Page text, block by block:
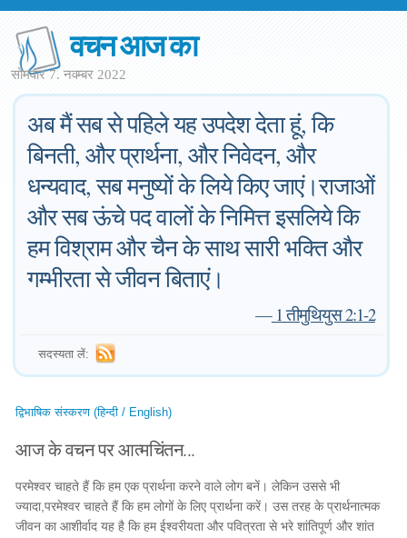
वचन आज का
सोमवार 7. नवम्बर 2022
अब मैं सब से पहिले यह उपदेश देता हूं, कि
बिनती, और प्रार्थना, और निवेदन, और
धन्यवाद, सब मनुष्यों के लिये किए जाएं।राजाओं
और सब ऊंचे पद वालों के निमित्त इसलिये कि
हम विश्राम और चैन के साथ सारी भक्ति और
गम्भीरता से जीवन बिताएं।
—1 तीमुथियुस 2:1-2
सदस्यता लें:
द्विभाषिक संस्करण (हिन्दी / English)
आज के वचन पर आत्मचिंतन...
परमेश्वर चाहते हैं कि हम एक प्रार्थना करने वाले लोग बनें। लेकिन उससे भी
ज्यादा,परमेश्वर चाहते हैं कि हम लोगों के लिए प्रार्थना करें। उस तरह के प्रार्थनात्मक
जीवन का आशीर्वाद यह है कि हम ईश्वरीयता और पवित्रता से भरे शांतिपूर्ण और शांत